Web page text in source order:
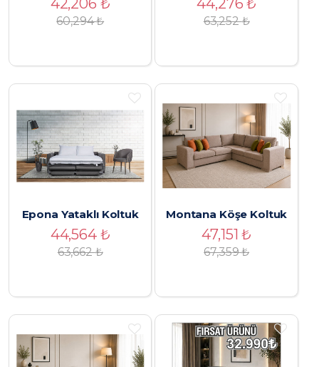
42,206 ₺
60,294₺
44,276₺
63,252₺
Epona Yataklı Koltuk
44,564 ₺
63,662₺
Montana Köşe Koltuk
47,151₺
67,359₺